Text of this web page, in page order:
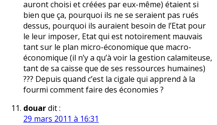
auront choisi et créées par eux-même) étaient si
bien que ça, pourquoi ils ne se seraient pas rués
dessus, pourquoi ils auraient besoin de l’Etat pour
le leur imposer, Etat qui est notoirement mauvais
tant sur le plan micro-économique que macro-
économique (il n’y a qu’à voir la gestion calamiteuse,
tant de sa caisse que de ses ressources humaines)
??? Depuis quand c’est la cigale qui apprend à la
fourmi comment faire des économies ?
douardit :
29 mars 2011 à 16:31